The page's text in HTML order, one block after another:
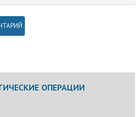
ОПЕРАЦИИ